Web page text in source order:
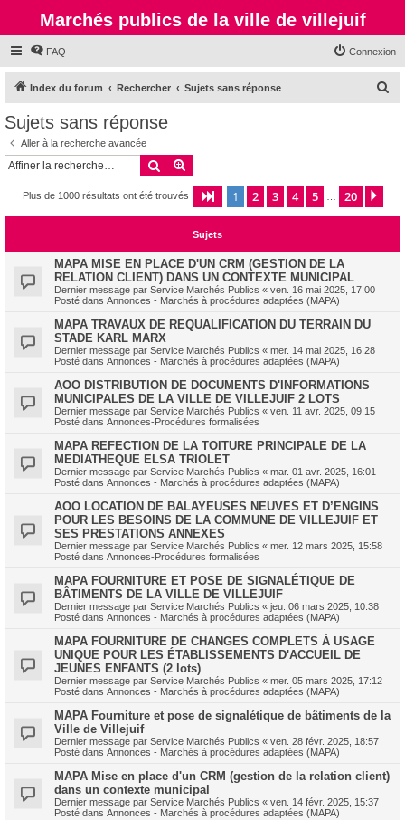
Marchés publics de la ville de villejuif
FAQ Connexion
Index du forum Rechercher Sujets sans réponse
c
Sujets sans réponse
Aller à la recherche avancée
Rechercher
Plus de 1000 résultats ont été trouvés Page 1sur20
1 2 3 4 5 20
Sujets
MAPA MISE EN PLACE D'UN CRM (GESTION DE LA
RELATION CLIENT) DANS UN CONTEXTE MUNICIPAL
Dernier message par Service Marchés Publics « ven. 16 mai 2025, 17:00
Posté dans Annonces - Marchés à procédures adaptées (MAPA)
MAPA TRAVAUX DE REQUALIFICATION DU TERRAIN DU
STADE KARL MARX
Dernier message par Service Marchés Publics « mer. 14 mai 2025, 16:28
Posté dans Annonces - Marchés à procédures adaptées (MAPA)
AOO DISTRIBUTION DE DOCUMENTS D'INFORMATIONS
MUNICIPALES DE LA VILLE DE VILLEJUIF 2 LOTS
Dernier message par Service Marchés Publics « ven. 11 avr. 2025, 09:15
Posté dans Annonces-Procédures formalisées
MAPA REFECTION DE LA TOITURE PRINCIPALE DE LA
MEDIATHEQUE ELSA TRIOLET
Dernier message par Service Marchés Publics « mar. 01 avr. 2025, 16:01
Posté dans Annonces - Marchés à procédures adaptées (MAPA)
AOO LOCATION DE BALAYEUSES NEUVES ET D’ENGINS
POUR LES BESOINS DE LA COMMUNE DE VILLEJUIF ET
SES PRESTATIONS ANNEXES
Dernier message par Service Marchés Publics « mer. 12 mars 2025, 15:58
Posté dans Annonces-Procédures formalisées
MAPA FOURNITURE ET POSE DE SIGNALÉTIQUE DE
BÂTIMENTS DE LA VILLE DE VILLEJUIF
Dernier message par Service Marchés Publics « jeu. 06 mars 2025, 10:38
Posté dans Annonces - Marchés à procédures adaptées (MAPA)
MAPA FOURNITURE DE CHANGES COMPLETS À USAGE
UNIQUE POUR LES ÉTABLISSEMENTS D'ACCUEIL DE
JEUNES ENFANTS (2 lots)
Dernier message par Service Marchés Publics « mer. 05 mars 2025, 17:12
Posté dans Annonces - Marchés à procédures adaptées (MAPA)
MAPA Fourniture et pose de signalétique de bâtiments de la
Ville de Villejuif
Dernier message par Service Marchés Publics « ven. 28 févr. 2025, 18:57
Posté dans Annonces - Marchés à procédures adaptées (MAPA)
MAPA Mise en place d'un CRM (gestion de la relation client)
dans un contexte municipal
Dernier message par Service Marchés Publics « ven. 14 févr. 2025, 15:37
Posté dans Annonces - Marchés à procédures adaptées (MAPA)